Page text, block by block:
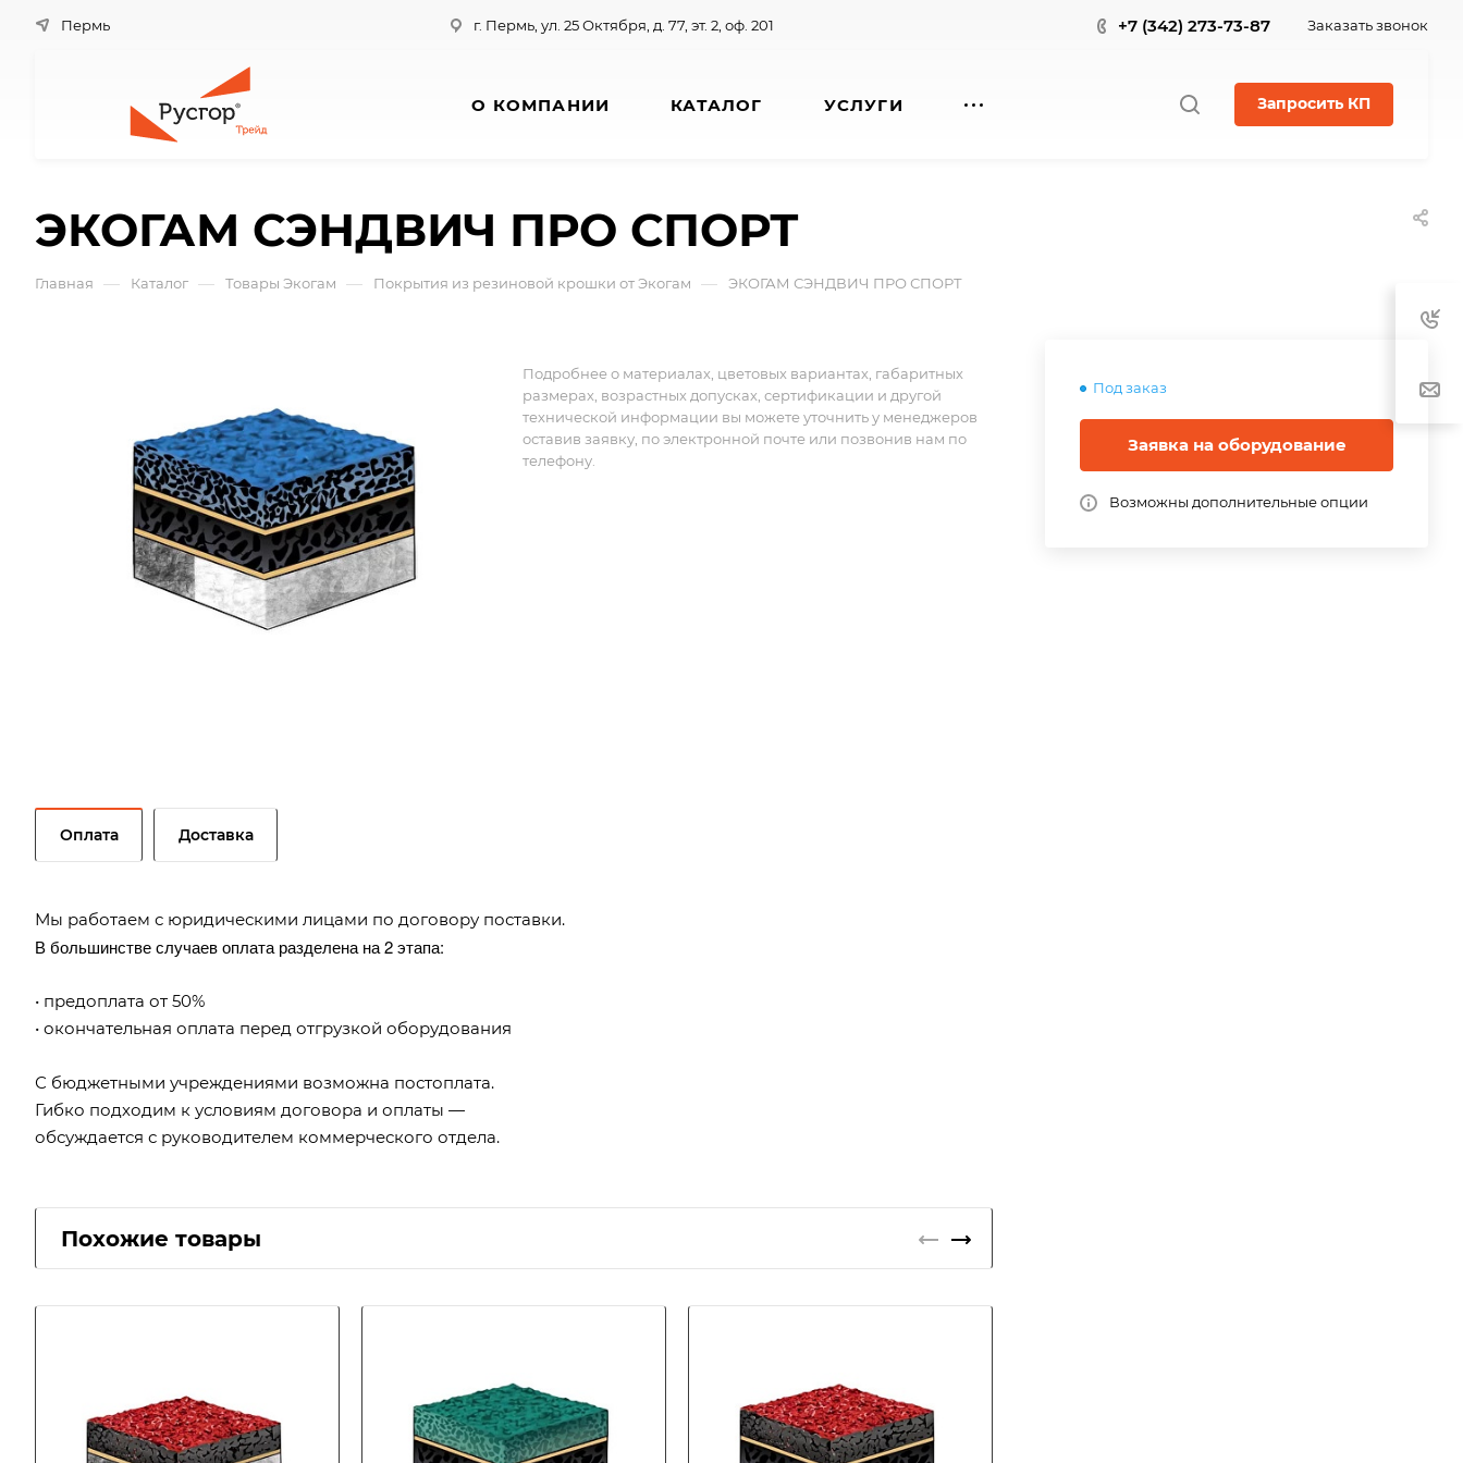
Пермь г. Пермь, ул. 25 Октября, д. 77, эт. 2, оф. 201 +7 (342) 273-73-87 Заказать звонок
О КОМПАНИИ КАТАЛОГ УСЛУГИ Запросить КП
ЭКОГАМ СЭНДВИЧ ПРО СПОРТ
Главная — Каталог — Товары Экогам — Покрытия из резиновой крошки от Экогам — ЭКОГАМ СЭНДВИЧ ПРО СПОРТ
Под заказ
Заявка на оборудование
Возможны дополнительные опции
Подробнее о материалах, цветовых вариантах, габаритных
размерах, возрастных допусках, сертификации и другой
технической информации вы можете уточнить у менеджеров
оставив заявку, по электронной почте или позвонив нам по
телефону.
Оплата Доставка
Мы работаем с юридическими лицами по договору поставки.
В большинстве случаев оплата разделена на 2 этапа:
• предоплата от 50%
• окончательная оплата перед отгрузкой оборудования
С бюджетными учреждениями возможна постоплата.
Гибко подходим к условиям договора и оплаты —
обсуждается с руководителем коммерческого отдела.
Похожие товары